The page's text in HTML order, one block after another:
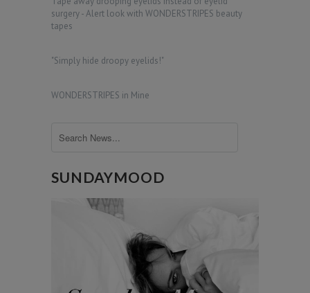
surgery - Alert look with WONDERSTRIPES beauty
tapes
"Simply hide droopy eyelids!"
WONDERSTRIPES in Mine
SUNDAYMOOD